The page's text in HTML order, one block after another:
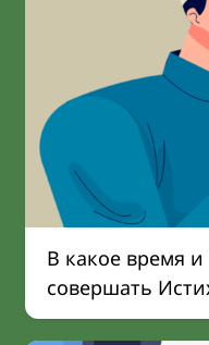
В какое время
совершать